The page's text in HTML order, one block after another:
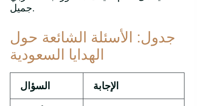
جميل.
جدول: الأسئلة الشائعة حول
الهدايا السعودية
السؤال الإجابة